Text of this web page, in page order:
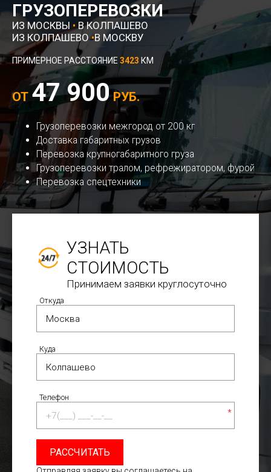
ГРУЗОПЕРЕВОЗКИ
ИЗ МОСКВЫ •В КОЛПАШЕВО
ИЗ КОЛПАШЕВО•В МОСКВУ
ПРИМЕРНОЕ РАССТОЯНИЕ 3423 КМ
ОТ 47 900РУБ.
Грузоперевозки межгород от 200 кг
Доставка габаритных грузов
Перевозка крупногабаритного груза
Грузоперевозки тралом, рефрежиратором, фурой
Перевозка спецтехники
УЗНАТЬ
СТОИМОСТЬ
Принимаем заявки круглосуточно
Откуда
Куда
Телефон
*
РАССЧИТАТЬ